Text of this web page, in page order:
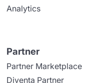
Analytics
Partner
Partner Marketplace
Diventa Partner